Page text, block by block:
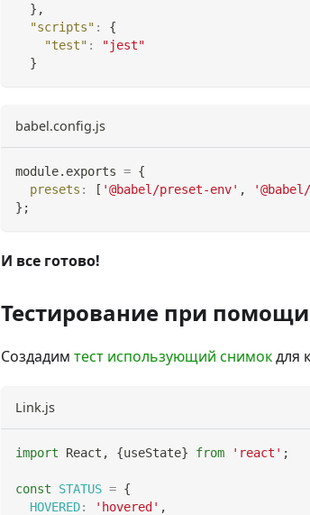
} ,
"scripts" :
{
"test" :
"jest"
}
babel.config.js
module. exports = {
presets : [ '@babel/preset-env' ,
} ;
И все готово!
Тестирование при
Создадим тест использующий снимокдля
Link.js
import React , {useState} from 'react' ;
const STATUS = {
HOVERED: 'hovered' ,